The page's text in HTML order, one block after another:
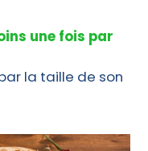
une fois par
la taille de son